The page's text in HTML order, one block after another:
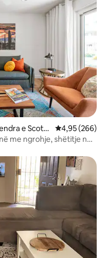
e Scotts
Vlerësimi
4,95 (266)
me ngrohje, shëtitje në